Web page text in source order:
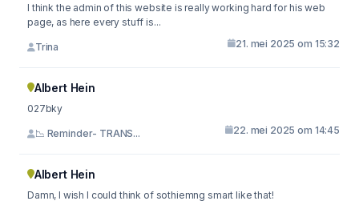
I think the admin of this website is really working hard for his web
page, as here every stuff is...
Trina 21. mei 2025 om 15:32
Albert Hein
027bky
📉 Reminder- TRANS... 22. mei 2025 om 14:45
Albert Hein
Damn, I wish I could think of sothiemng smart like that!